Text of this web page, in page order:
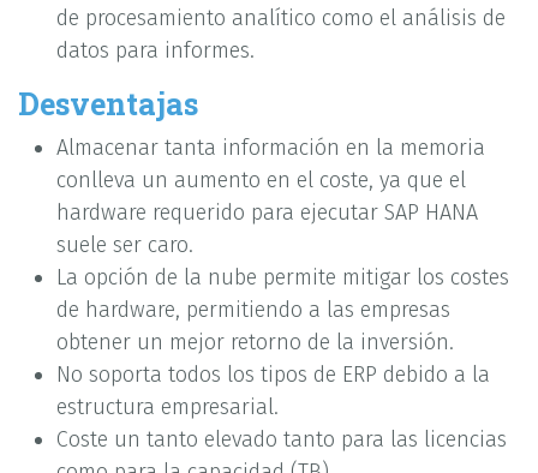
de procesamiento analítico como el análisis de
datos para informes.
Desventajas
Almacenar tanta información en la memoria
conlleva un aumento en el coste, ya que el
hardware requerido para ejecutar SAP HANA
suele ser caro.
La opción de la nube permite mitigar los costes
de hardware, permitiendo a las empresas
obtener un mejor retorno de la inversión.
No soporta todos los tipos de ERP debido a la
estructura empresarial.
Coste un tanto elevado tanto para las licencias